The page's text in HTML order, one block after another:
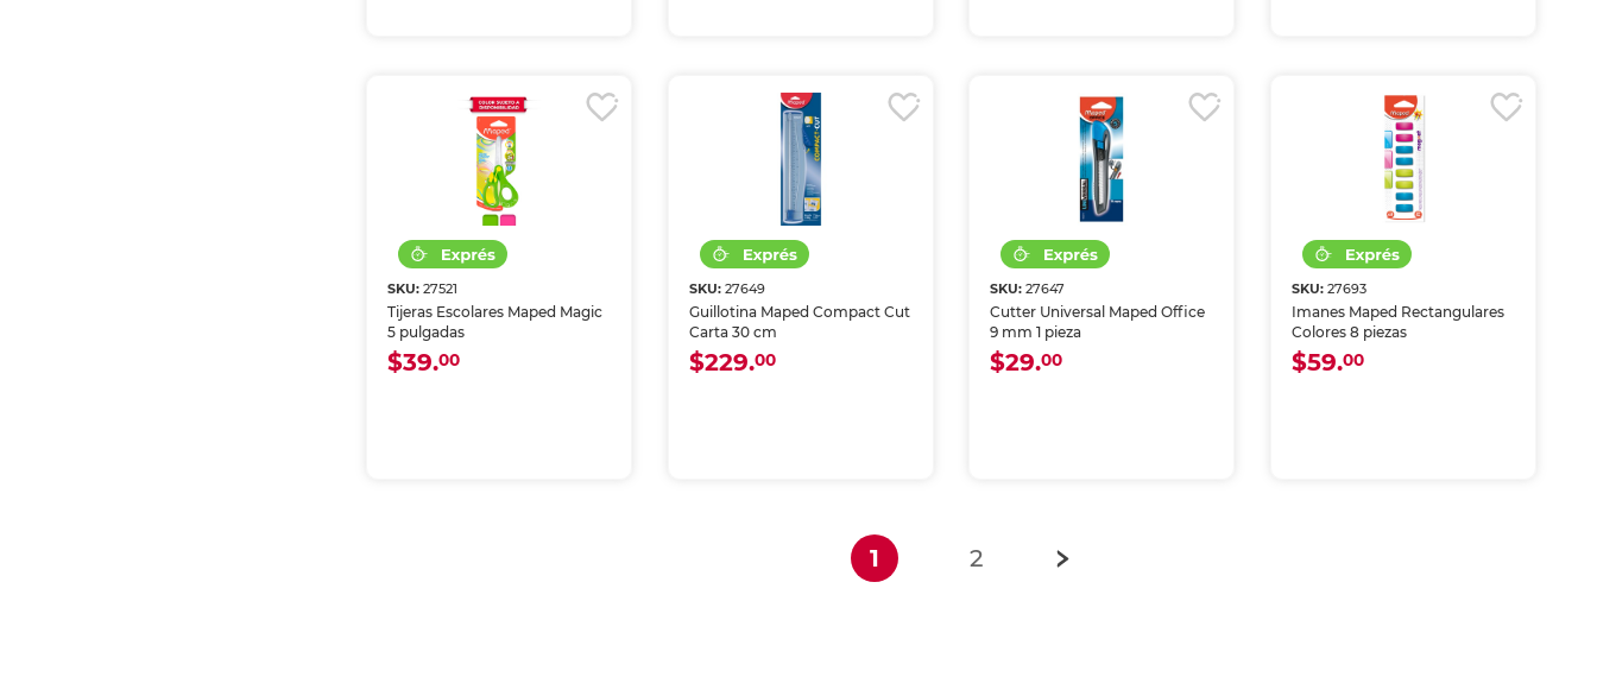
SKU:27521
Tijeras Escolares Maped Magic
5 pulgadas
$39.00
SKU: 27649
Guillotina Maped Compact Cut
Carta 30 cm
$229.00
SKU:27647
Cutter Universal Maped Office
9 mm 1 pieza
$29.00
SKU: 27693
Imanes Maped Rectangulares
Colores 8 piezas
$59.00
1(current)
2